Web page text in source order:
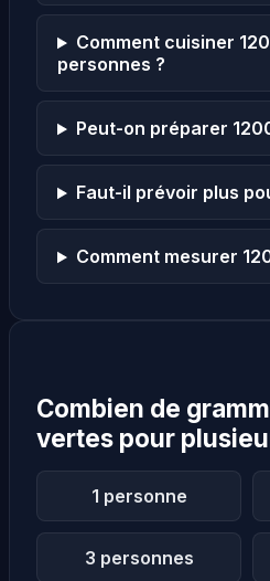
Comment cuisiner
personnes ?
Peut-on préparer
Faut-il prévoir plus
Comment mesurer
Combien de
vertes pour
1 personne
3 personnes